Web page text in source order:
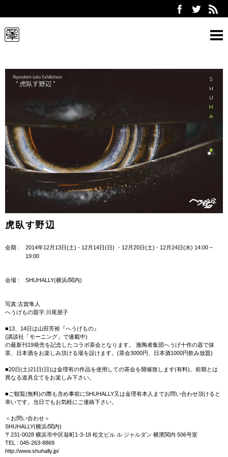
ARTWORK
EXHIBITION
Select Language:
PC
held exhibition
接吻彫刻
HYPOTHALAMANIAC
第８回パラミタ陶芸大賞展
土師カバネ
掟破
捨象美術
横浜トリエンナーレ2011
八面六臂
ceramics as new exoticism
虎臥す野辺
会期 :
2014年12月13日(土) - 12月14日(日) ・12月20日(土) - 12月24日(水) 14:00 ‒
19:00
会場 : SHUHALLY(横浜/関内)
写真:古賀隼人
へうげもの題字:川尾朋子
■13、14日は山田芳裕『へうげもの』
(講談社「モーニング」で連載中)
の最新刊19発売を記念したコラボ茶会となります。 激陶者集団へうげ十作の器で抹
茶、日本酒をお楽しみ頂ける場を設けます。(茶会3000円、日本酒1000円飲み放題)
■20日(土)21日(日)は金理有の作品を使用しての茶会を開催致します(有料)。前期とは
異なる道具立てをお楽しみ下さい。
■ご観覧(無料)の際も含め事前にSHUHALLY又は金理有本人までお問い合わせ頂けると
幸いです。当日でもお気軽にご連絡下さい。
＜お問い合わせ＞
SHUHALLY(横浜/関内)
〒231-0028 横浜市中区翁町1-3-18 松文ビル ル ジャルダン 横濱関内 506号室
TEL : 045-263-8869
http://www.shuhally.jp/